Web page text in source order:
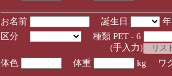
お名前 誕生日
区分
種類 PET - 6
(手入力)
体色
体重 kg ワ